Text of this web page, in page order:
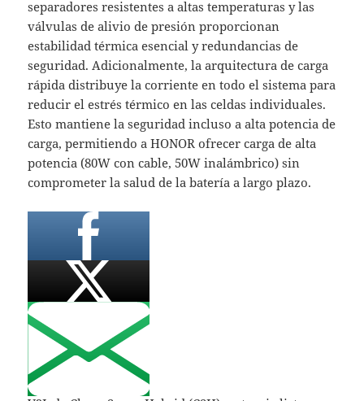
separadores resistentes a altas temperaturas y las
válvulas de alivio de presión proporcionan
estabilidad térmica esencial y redundancias de
seguridad. Adicionalmente, la arquitectura de carga
rápida distribuye la corriente en todo el sistema para
reducir el estrés térmico en las celdas individuales.
Esto mantiene la seguridad incluso a alta potencia de
carga, permitiendo a HONOR ofrecer carga de alta
potencia (80W con cable, 50W inalámbrico) sin
comprometer la salud de la batería a largo plazo.